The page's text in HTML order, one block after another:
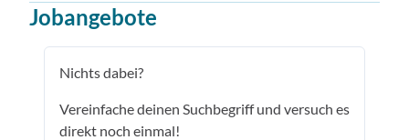
Jobangebote
Nichts dabei?
Vereinfache deinen Suchbegriff und versuch es
direkt noch einmal!